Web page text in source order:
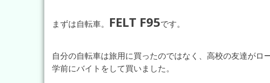
まずは自転車。 FELT F95です。
自分の自転車は旅用に買ったのではなく、高校の友達が
学前にバイトをして買いました。